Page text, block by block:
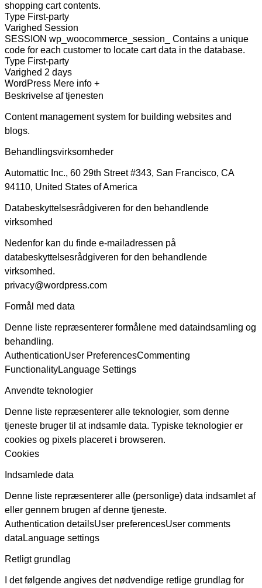
shopping cart contents.
Type First-party
Varighed Session
SESSION wp_woocommerce_session_
Contains a unique
code for each customer to locate cart data in the database.
Type First-party
Varighed 2 days
WordPress Mere info +
Beskrivelse af tjenesten
Content management system for building websites and
blogs.
Behandlingsvirksomheder
Automattic Inc., 60 29th Street #343, San Francisco, CA
94110, United States of America
Databeskyttelsesrådgiveren for den behandlende
virksomhed
Nedenfor kan du finde e-mailadressen på
databeskyttelsesrådgiveren for den behandlende
virksomhed.
privacy@wordpress.com
Formål med data
Denne liste repræsenterer formålene med dataindsamling og
behandling.
AuthenticationUser PreferencesCommenting
FunctionalityLanguage Settings
Anvendte teknologier
Denne liste repræsenterer alle teknologier, som denne
tjeneste bruger til at indsamle data. Typiske teknologier er
cookies og pixels placeret i browseren.
Cookies
Indsamlede data
Denne liste repræsenterer alle (personlige) data indsamlet af
eller gennem brugen af denne tjeneste.
Authentication detailsUser preferencesUser comments
data Language settings
Retligt grundlag
I det følgende angives det nødvendige retlige grundlag for